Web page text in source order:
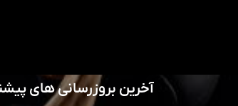
آخرین بروزرسانی های